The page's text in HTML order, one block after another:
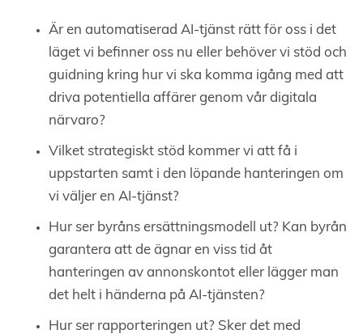
Är en automatiserad AI-tjänst rätt för oss i det
läget vi befinner oss nu eller behöver vi stöd och
guidning kring hur vi ska komma igång med att
driva potentiella affärer genom vår digitala
närvaro?
Vilket strategiskt stöd kommer vi att få i
uppstarten samt i den löpande hanteringen om
vi väljer en AI-tjänst?
Hur ser byråns ersättningsmodell ut? Kan byrån
garantera att de ägnar en viss tid åt
hanteringen av annonskontot eller lägger man
det helt i händerna på AI-tjänsten?
Hur ser rapporteringen ut? Sker det med